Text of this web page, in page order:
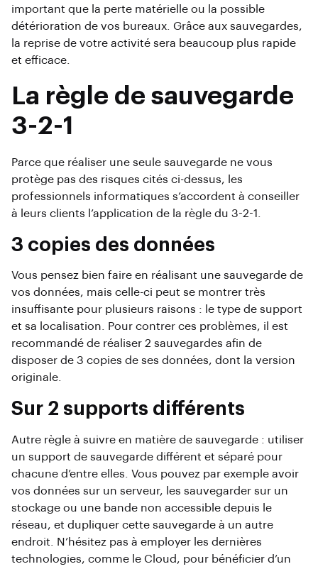
important que la perte matérielle ou la possible
détérioration de vos bureaux. Grâce aux sauvegardes,
la reprise de votre activité sera beaucoup plus rapide
et efficace.
La règle de sauvegarde
3-2-1
Parce que réaliser une seule sauvegarde ne vous
protège pas des risques cités ci-dessus, les
professionnels informatiques s’accordent à conseiller
à leurs clients l’application de la règle du 3-2-1.
3 copies des données
Vous pensez bien faire en réalisant une sauvegarde de
vos données, mais celle-ci peut se montrer très
insuffisante pour plusieurs raisons : le type de support
et sa localisation. Pour contrer ces problèmes, il est
recommandé de réaliser 2 sauvegardes afin de
disposer de 3 copies de ses données, dont la version
originale.
Sur 2 supports différents
Autre règle à suivre en matière de sauvegarde : utiliser
un support de sauvegarde différent et séparé pour
chacune d’entre elles. Vous pouvez par exemple avoir
vos données sur un serveur, les sauvegarder sur un
stockage ou une bande non accessible depuis le
réseau, et dupliquer cette sauvegarde à un autre
endroit. N’hésitez pas à employer les dernières
technologies, comme le Cloud, pour bénéficier d’un